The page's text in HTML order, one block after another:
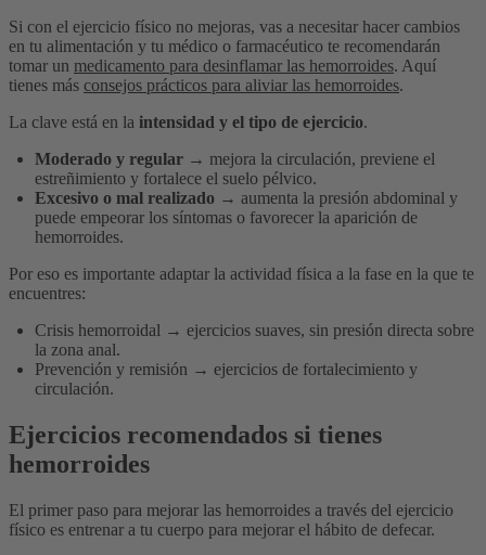
Si con el ejercicio físico no mejoras, vas a necesitar hacer cambios
en tu alimentación y tu médico o farmacéutico te recomendarán
tomar un medicamento para desinflamar las hemorroides. Aquí
tienes más consejos prácticos para aliviar las hemorroides.
La clave está en la intensidad y el tipo de ejercicio.
Moderado y regular → mejora la circulación, previene el
estreñimiento y fortalece el suelo pélvico.
Excesivo o mal realizado → aumenta la presión abdominal y
puede empeorar los síntomas o favorecer la aparición de
hemorroides.
Por eso es importante adaptar la actividad física a la fase en la que te
encuentres:
Crisis hemorroidal → ejercicios suaves, sin presión directa sobre
la zona anal.
Prevención y remisión → ejercicios de fortalecimiento y
circulación.
Ejercicios recomendados si tienes
hemorroides
El primer paso para mejorar las hemorroides a través del ejercicio
físico es entrenar a tu cuerpo para mejorar el hábito de defecar.